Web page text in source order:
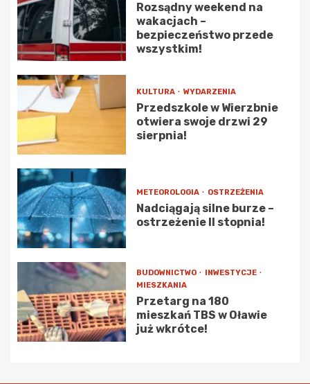
Rozsądny weekend na
wakacjach –
bezpieczeństwo przede
wszystkim!
KULTURA WYDARZENIA
Przedszkole w Wierzbnie
otwiera swoje drzwi 29
sierpnia!
METEOROLOGIA OSTRZEŻENIA
Nadciągają silne burze –
ostrzeżenie II stopnia!
BUDOWNICTWO
INWESTYCJE
MIESZKANIA
Przetarg na 180
mieszkań TBS w Oławie
już wkrótce!